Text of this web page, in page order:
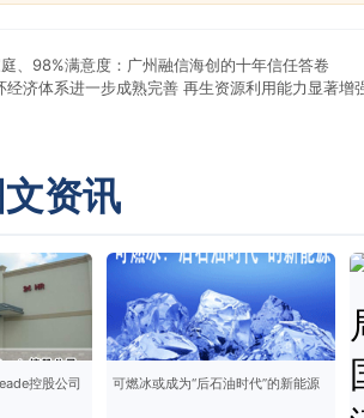
、98%满意度：广州融信海创的十年信任答卷
经济体系进一步成熟完善 再生资源利用能力显著增
资讯
控股公司 可燃冰或成为“后石油时代”的新能源